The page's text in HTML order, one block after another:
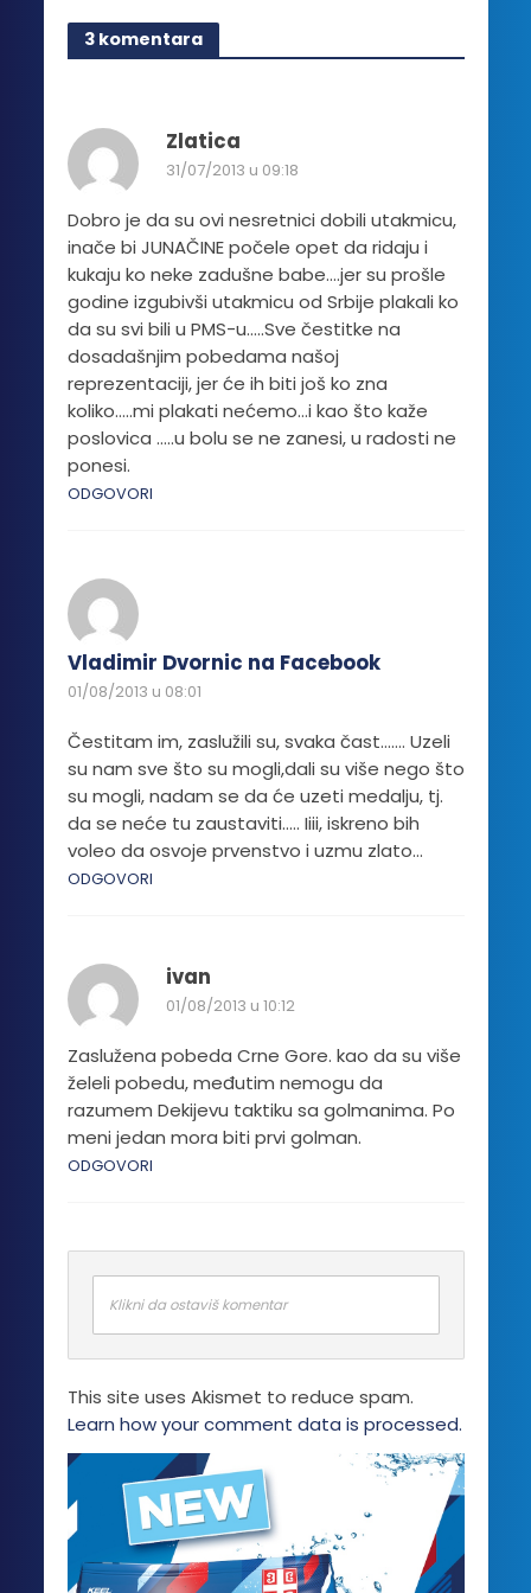
više
varijanti.
biti
izabrane
stranici
proizvoda.
3 komentara
Zlatica
31/07/2013 u 09:18
Dobro je da su ovi nesretnici dobili utakmicu,
inače bi JUNAČINE počele opet da ridaju i
kukaju ko neke zadušne babe….jer su prošle
godine izgubivši utakmicu od Srbije plakali ko
da su svi bili u PMS-u…..Sve čestitke na
dosadašnjim pobedama našoj
reprezentaciji, jer će ih biti još ko zna
koliko…..mi plakati nećemo…i kao što kaže
poslovica …..u bolu se ne zanesi, u radosti ne
ponesi.
ODGOVORI
Vladimir Dvornic na Facebook
01/08/2013 u 08:01
Čestitam im, zaslužili su, svaka čast……. Uzeli
su nam sve što su mogli,dali su više nego što
su mogli, nadam se da će uzeti medalju, tj.
da se neće tu zaustaviti….. Iiii, iskreno bih
voleo da osvoje prvenstvo i uzmu zlato…
ODGOVORI
ivan
01/08/2013 u 10:12
Zaslužena pobeda Crne Gore. kao da su više
želeli pobedu, međutim nemogu da
razumem Dekijevu taktiku sa golmanima. Po
meni jedan mora biti prvi golman.
ODGOVORI
Klikni da ostaviš komentar
This site uses Akismet to reduce spam.
Learn how your comment data is processed.